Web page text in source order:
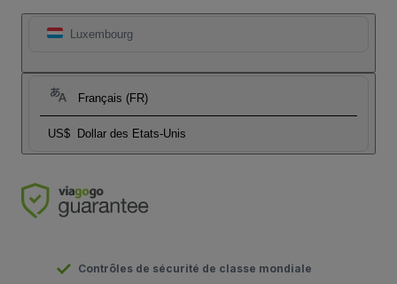
Luxembourg
Français (FR)
US$ Dollar des Etats-Unis
Contrôles de sécurité de classe mondiale